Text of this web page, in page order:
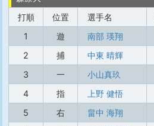
打順
位置 選手名
1
遊 南部 瑛翔
2
捕 中東 晴輝
3
一 小山真玖
4
指 上野 健悟
5
右 畠中 海翔